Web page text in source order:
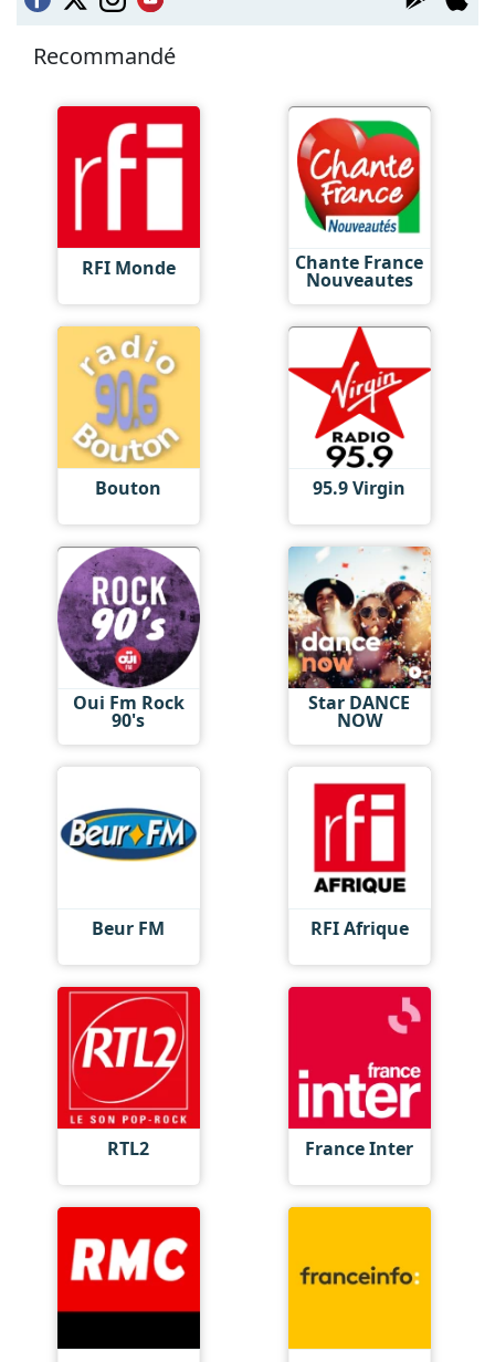
Recommandé
RFI Monde Chante France
Nouveautes
Bouton 95.9 Virgin
Oui Fm Rock
90's
Star DANCE
NOW
Beur FM RFI Afrique
RTL2 France Inter